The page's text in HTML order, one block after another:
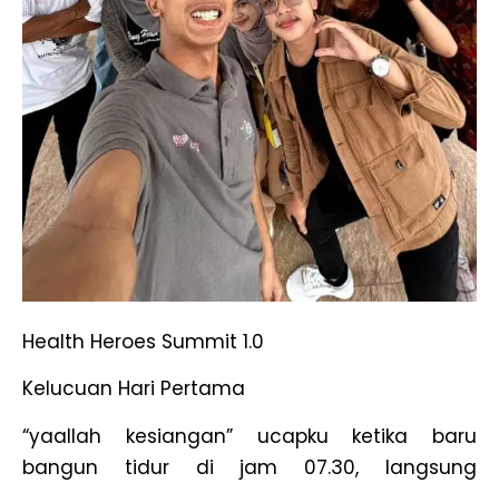
Health Heroes Summit 1.0
Kelucuan Hari Pertama
“yaallah kesiangan” ucapku ketika baru
bangun tidur di jam 07.30, langsung